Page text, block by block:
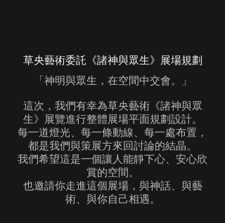
草央藝術委託《諸神與眾生》展場規劃
「神明與眾生，在空間中交會。」
這次，我們有幸為草央藝術《諸神與眾
生》展覽進行整體展場平面規劃設計。
每一道燈光、每一條動線、每一處布置，
都是我們與策展方來回討論的結晶。
我們希望這是一個讓人能靜下心、安心欣
賞的空間。
也邀請你走進這個展場，與神話、與藝
術、與你自己相遇。